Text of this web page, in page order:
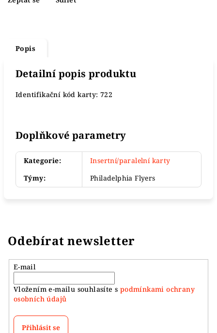
Popis
Detailní popis produktu
Identifikační kód karty: 722
Doplňkové parametry
Kategorie:
Insertní/paralelní karty
Týmy: Philadelphia Flyers
Odebírat newsletter
E-mail
Vložením e-mailu souhlasíte s podmínkami ochrany
osobních údajů
Přihlásit se